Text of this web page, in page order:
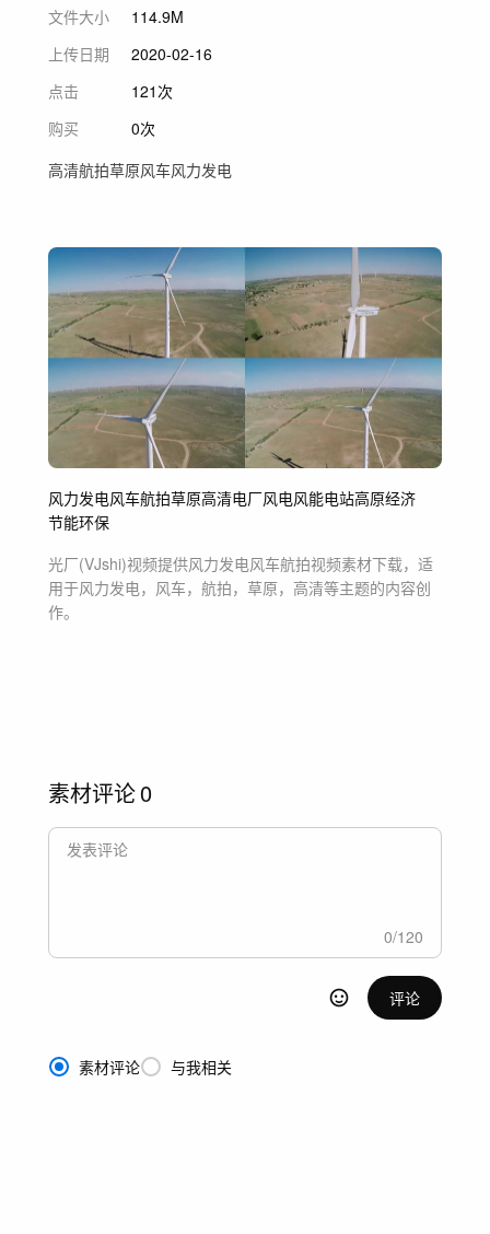
文件大小
114.9M
上传日期
2020-02-16
点击
121次
购买
0次
高清航拍草原风车风力发电
风力发电风车航拍草原高清电厂风电风能电站高原经济
节能环保
光厂(VJshi)视频提供风力发电风车航拍视频素材下载，适
用于风力发电，风车，航拍，草原，高清等主题的内容创
作。
素材评论0
0/120
评论
素材评论 与我相关